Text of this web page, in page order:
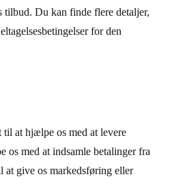
tilbud. Du kan finde flere detaljer,
for den
at hjælpe os med at levere
med at indsamle betalinger fra
at give os markedsføring eller